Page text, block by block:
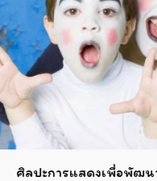
าความ
ทัก